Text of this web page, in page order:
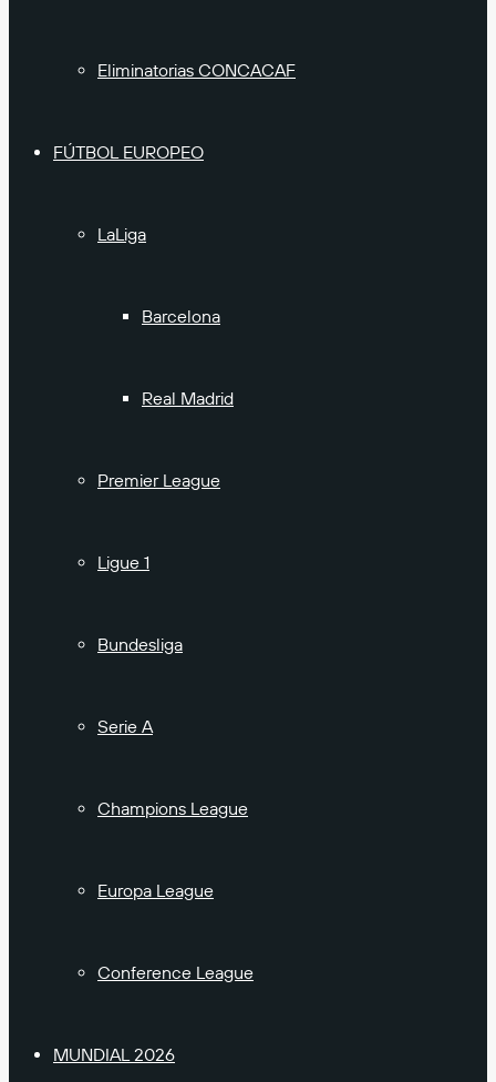
Eliminatorias CONCACAF
FÚTBOL EUROPEO
LaLiga
Barcelona
Real Madrid
Premier League
Ligue 1
Bundesliga
Serie A
Champions League
Europa League
Conference League
MUNDIAL 2026